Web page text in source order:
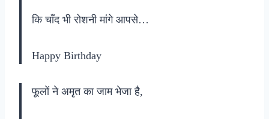
कि चाँद भी रोशनी मांगे आपसे…
Happy Birthday
फूलों ने अमृत का जाम भेजा है,